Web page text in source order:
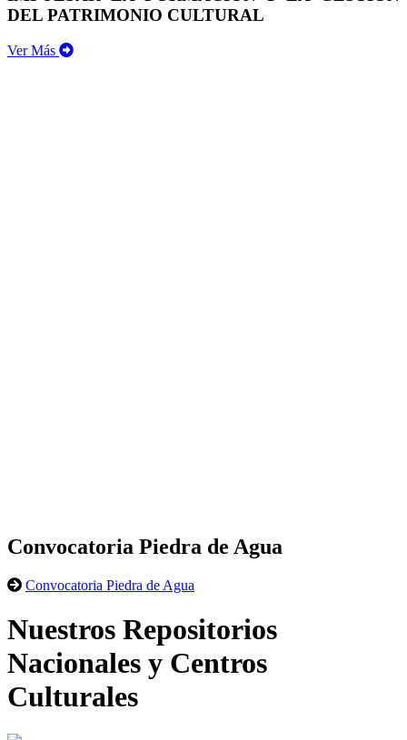
DEL PATRIMONIO CULTURAL
Ver Más
Convocatoria Piedra de Agua
Convocatoria Piedra de Agua
Nuestros Repositorios
Nacionales y Centros
Culturales